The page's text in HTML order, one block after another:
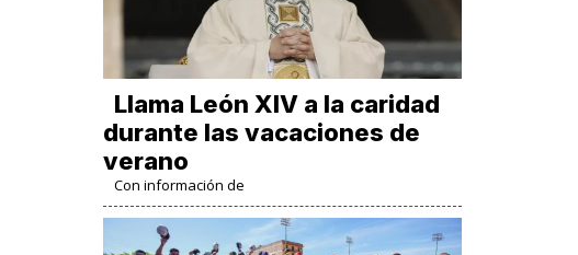
Llama León XIV a la caridad
durante las vacaciones de
verano
Con información de